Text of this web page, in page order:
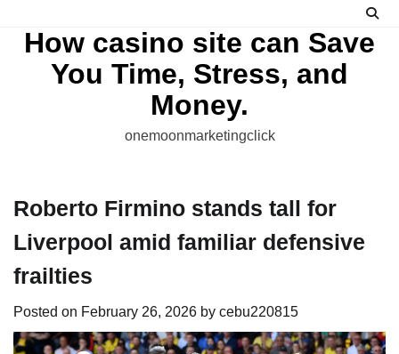
contentHow casino site can Save
You Time, Stress, and
Money.
onemoonmarketingclick
Roberto Firmino stands tall for
Liverpool amid familiar defensive
frailties
Posted on February 26, 2026 by cebu220815